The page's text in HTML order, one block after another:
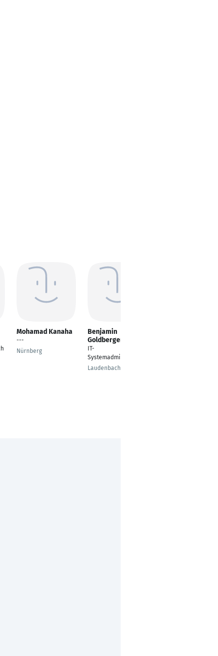
Mohamad Kanaha
---
Nürnberg
Benjamin
Goldberger
IT-
Systemadministrator
Laudenbach